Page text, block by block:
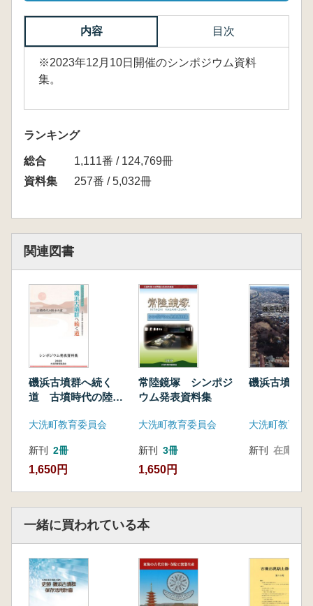
内容 目次
※2023年12月10日開催のシンポジウム資料
集。
ランキング
総合
1,111番 / 124,769冊
資料集
257番 / 5,032冊
関連図書
磯浜古墳群へ続く
道 古墳時代の陸水
発表資料集
大洗町教育委員会
新刊 2冊
1,650円
常陸鏡塚 シンポジ
ウム発表資料集
大洗町教育委員会
新刊 3冊
1,650円
磯浜古墳群1
大洗町教育委
新刊 在庫なし
一緒に買われている本